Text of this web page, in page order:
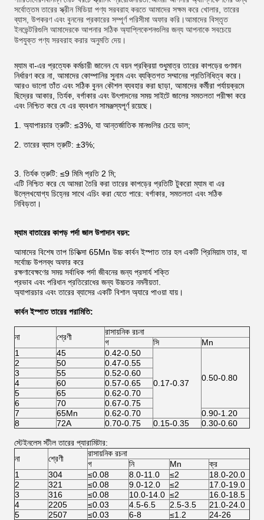
সর্বোত্তম তারের স্ক্রীন মিডিয়া পণ্য সরবরাহ করতে আমাদের সক্ষম করে খোলার, তারের
ব্যাস, উপকরণ এবং বুননের প্রকারের সম্পূর্ণ পরিসীমা অফার করি।আমাদের বিস্তৃত
ইনভেন্টরিগুলি আমাদেরকে আপনার সঠিক অ্যাপ্লিকেশনগুলির জন্য আপনাকে সবচেয়ে
উপযুক্ত পণ্য সরবরাহ করার অনুমতি দেয়।
ম্যাম বা-এর প্রত্যেক কর্মচারী জানেন যে বয়ন প্রক্রিয়া শুধুমাত্র তারের কাপড়ের গুণমান
নির্ধারণ করে না, আমাদের কোম্পানির সুনাম এবং ব্যক্তিগত সম্মানের প্রতিনিধিত্ব করে।
আরও ভালো তাঁত এবং সঠিক বুনন কৌশল ব্যবহার করা ছাড়া, আমাদের কর্মীরা পর্যায়ক্রমে
ছিদ্রের আকার, তির্যক, বর্গাকার এবং উৎপাদনের সময় সাইটে জালের সমতলতা পরীক্ষা করে
এবং নিশ্চিত করে যে এর ব্যবধান সামঞ্জস্যপূর্ণ রয়েছে।
1. অ্যাপারচার ত্রুটি: ≤3%, যা আন্তর্জাতিক মানগুলির চেয়ে ভাল;
2. তারের ব্যাস ত্রুটি: ±3%;
3. তির্যক ত্রুটি: ≤9 মিমি প্রতি 2 মি;
এটি নিশ্চিত করে যে আমরা তৈরি করা তারের কাপড়ের প্রতিটি টুকরো ম্যাম বা এর
উল্লেখযোগ্য চিহ্নের সাথে এচিং করা যেতে পারে: বর্গাকার, সমতলতা এবং সঠিক
নিবিড়তা।
ম্যাম বাতারের কাপড় পর্দা জাল উপাদান বয়ন:
আমাদের বিশেষ তাপ চিকিত্সা 65Mn উচ্চ কার্বন ইস্পাত তার হল একটি প্রিমিয়াম তার, যা
সর্বোচ্চ উপলব্ধ অফার করে
রক্ষণাবেক্ষণের সময় সর্বাধিক পর্দা জীবনের জন্য প্রসার্য শক্তি
প্রভাব এবং পরিধান প্রতিরোধের জন্য উচ্চতর নমনীয়তা.
অ্যাপারচার এবং তারের ব্যাসের একটি বিশাল অ্যারে পাওয়া যায়।
কার্বন ইস্পাত তারের পরামিতি:
না শ্রেণী
রাসায়নিক রচনা
গ
সি
Mn
1
45 0.42-0.50
0.17-0.37
0.50-0.80
2 50
0.47-0.55
3
55
0.52-0.60
4
60
0.57-0.65
5
65
0.62-0.70
6
70
0.67-0.75
7
65Mn 0.62-0.70
0.90-1.20
8
72A 0.70-0.75 0.15-0.35 0.30-0.60
স্টেইনলেস স্টীল তারের প্যারামিটার:
না
শ্রেণী
রাসায়নিক রচনা
গ
নি Mn
ক্র
1
304 ≤0.08 8.0-11.0 ≤2
18.0-20.0
2
321 ≤0.08 9.0-12.0 ≤2
17.0-19.0
3
316 ≤0.08 10.0-14.0 ≤2
16.0-18.5
4
2205 ≤0.03 4.5-6.5 2.5-3.5
21.0-24.0
5
2507 ≤0.03 6-8 ≤1.2 24-26